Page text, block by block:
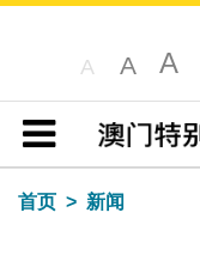
A A A
目录
首页
新闻